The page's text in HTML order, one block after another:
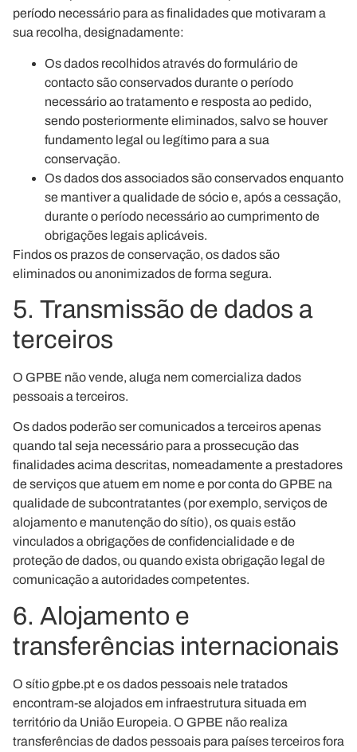
período necessário para as finalidades que motivaram a
sua recolha, designadamente:
Os dados recolhidos através do formulário de
contacto são conservados durante o período
necessário ao tratamento e resposta ao pedido,
sendo posteriormente eliminados, salvo se houver
fundamento legal ou legítimo para a sua
conservação.
Os dados dos associados são conservados enquanto
se mantiver a qualidade de sócio e, após a cessação,
durante o período necessário ao cumprimento de
obrigações legais aplicáveis.
Findos os prazos de conservação, os dados são
eliminados ou anonimizados de forma segura.
5. Transmissão de dados a
terceiros
O GPBE não vende, aluga nem comercializa dados
pessoais a terceiros.
Os dados poderão ser comunicados a terceiros apenas
quando tal seja necessário para a prossecução das
finalidades acima descritas, nomeadamente a prestadores
de serviços que atuem em nome e por conta do GPBE na
qualidade de subcontratantes (por exemplo, serviços de
alojamento e manutenção do sítio), os quais estão
vinculados a obrigações de confidencialidade e de
proteção de dados, ou quando exista obrigação legal de
comunicação a autoridades competentes.
6. Alojamento e
transferências internacionais
O sítio gpbe.pt e os dados pessoais nele tratados
encontram-se alojados em infraestrutura situada em
território da União Europeia. O GPBE não realiza
transferências de dados pessoais para países terceiros fora